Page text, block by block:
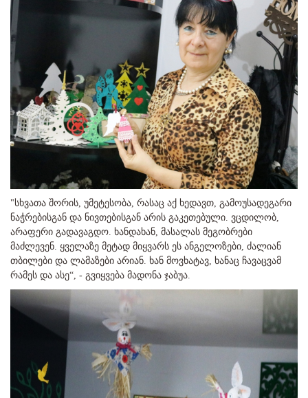
"სხვათა შორის, უმეტესობა, რასაც აქ ხედავთ, გამოუსადეგარი
ნაჭრებისგან და ნივთებისგან არის გაკეთებული. ვცდილობ,
არაფერი გადავაგდო. ხანდახან, მასალას მეგობრები
მაძლევენ. ყველაზე მეტად მიყვარს ეს ანგელოზები, ძალიან
თბილები და ლამაზები არიან. ხან მოვხატავ, ხანაც ჩავაცვამ
რამეს და ასე“, - გვიყვება მადონა ჯაბუა.